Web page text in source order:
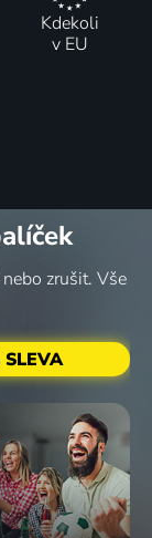
Kdekoli
v EU
zrušit. Vše